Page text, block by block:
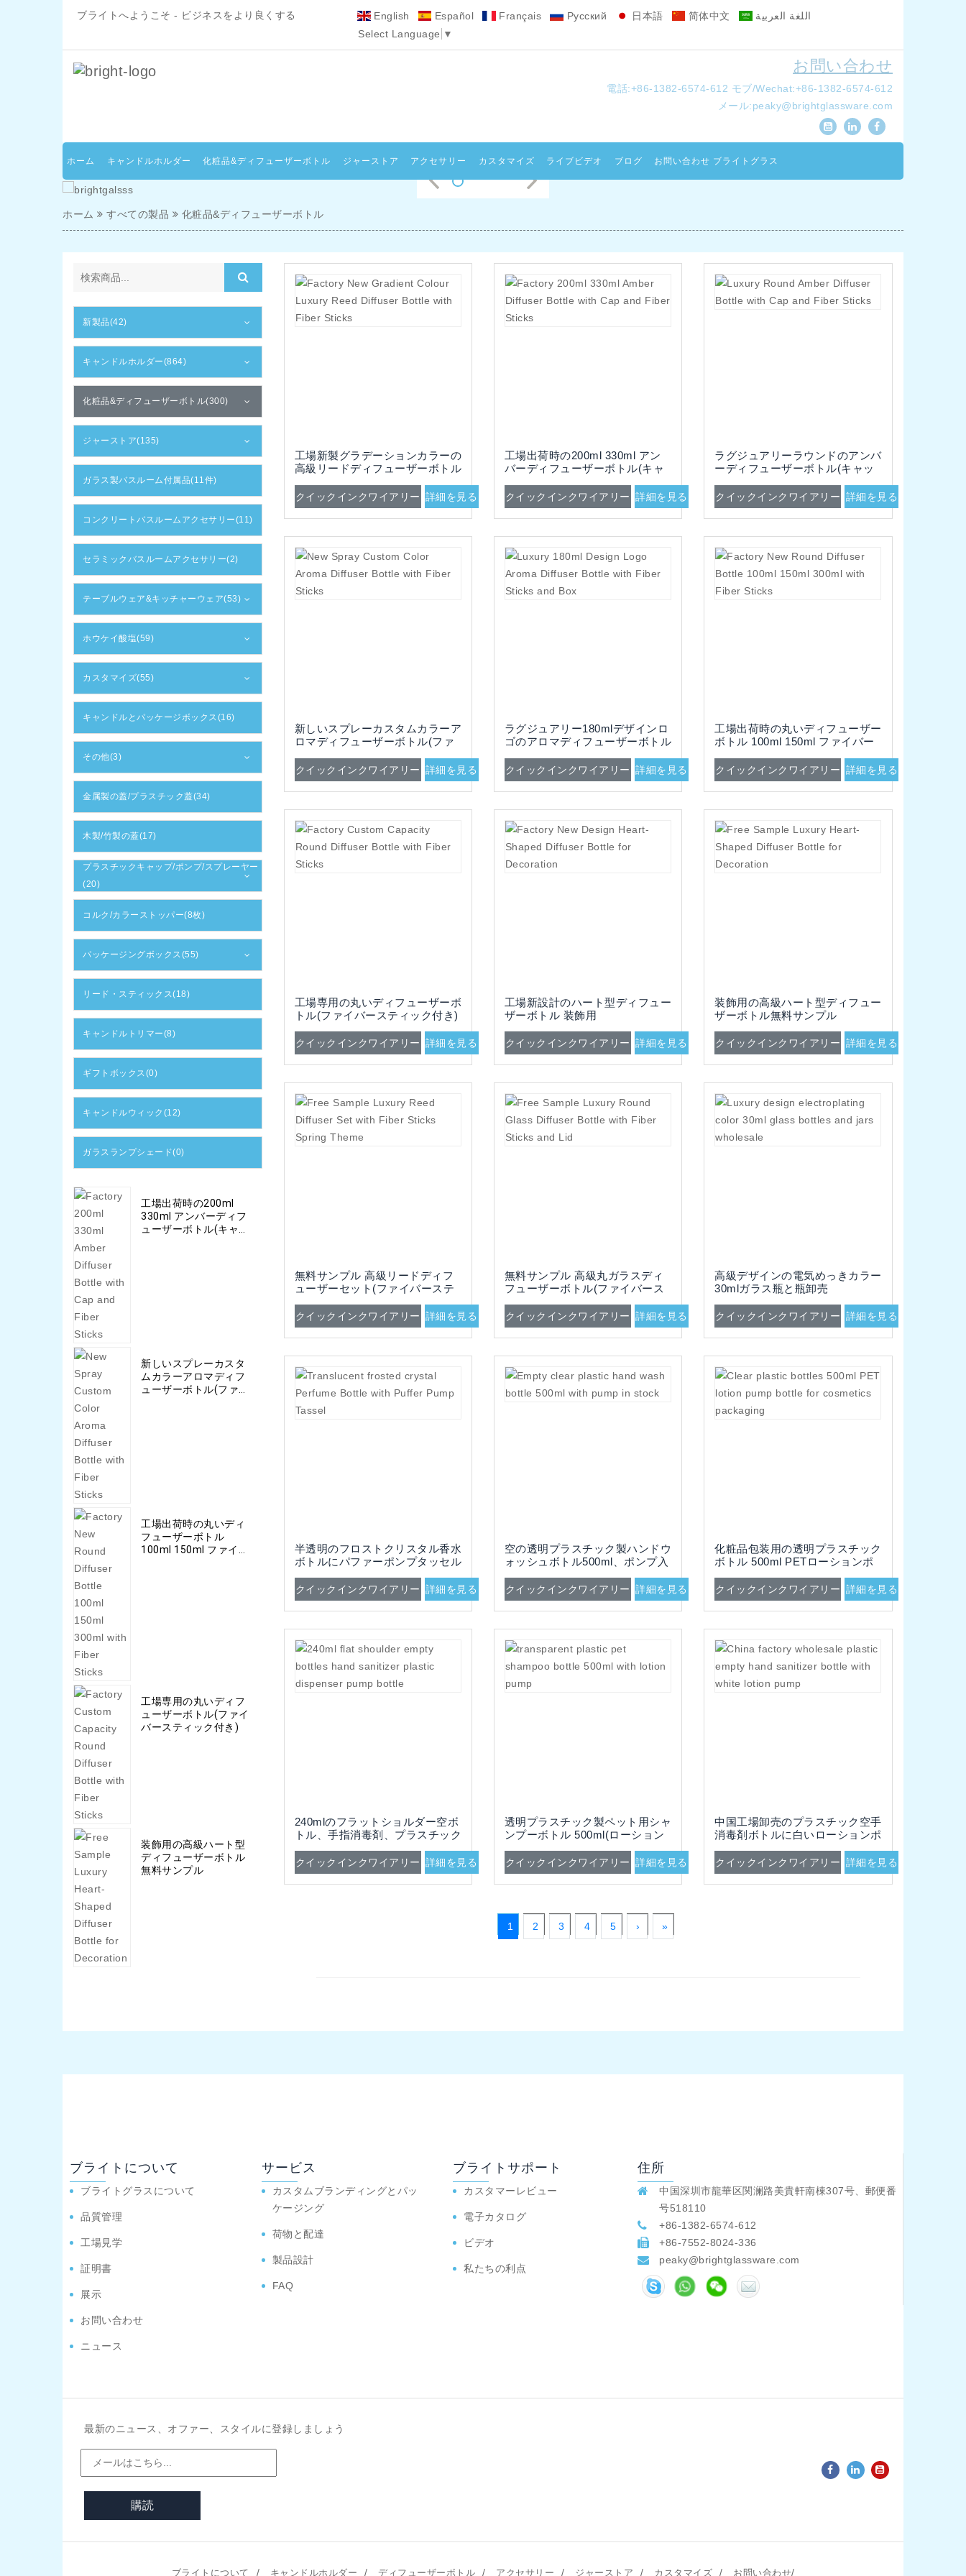
ブライトへようこそ - ビジネスをより良くする English Español Français Pусский 日本語 简体中文
اللغة العربية
Select Language ▼
お問い合わせ
電話:+86-1382-6574-612 モブ/Wechat:+86-1382-6574-612
メール:peaky@brightglassware.com
ホーム キャンドルホルダー 化粧品&ディフューザーボトル ジャーストア アクセサリー カスタマイズ ライブビデオ ブログ お問い合わせ ブライトグラス
ホーム すべての製品 化粧品&ディフューザーボトル
新製品(42)
キャンドルホルダー(864)
化粧品&ディフューザーボトル(300)
ジャーストア(135)
ガラス製バスルーム付属品(11件)
コンクリートバスルームアクセサリー(11)
セラミックバスルームアクセサリー(2)
テーブルウェア&キッチャーウェア(53)
ホウケイ酸塩(59)
カスタマイズ(55)
キャンドルとパッケージボックス(16)
その他(3)
金属製の蓋/プラスチック蓋(34)
木製/竹製の蓋(17)
プラスチックキャップ/ポンプ/スプレーヤー
(20)
コルク/カラーストッパー(8枚)
パッケージングボックス(55)
リード・スティックス(18)
キャンドルトリマー(8)
ギフトボックス(0)
キャンドルウィック(12)
ガラスランプシェード(0)
工場出荷時の200ml
330ml アンバーディフ
ューザーボトル(キャッ
新しいスプレーカスタ
ムカラーアロマディフ
ューザーボトル(ファイ
工場出荷時の丸いディ
フューザーボトル
100ml 150ml ファイバ
工場専用の丸いディフ
ューザーボトル(ファイ
バースティック付き)
装飾用の高級ハート型
ディフューザーボトル
無料サンプル
工場新製グラデーションカラーの
高級リードディフューザーボトル
クイックインクワイアリー 詳細を見る
工場出荷時の200ml 330ml アン
バーディフューザーボトル(キャ
き)
クイックインクワイアリー 詳細を見る
ラグジュアリーラウンドのアンバ
ーディフューザーボトル(キャッ
クイックインクワイアリー 詳細を見る
新しいスプレーカスタムカラーア
ロマディフューザーボトル(ファ
クイックインクワイアリー 詳細を見る
ラグジュアリー180mlデザインロ
ゴのアロマディフューザーボトル
ス付き)
クイックインクワイアリー 詳細を見る
工場出荷時の丸いディフューザー
ボトル 100ml 150ml ファイバー
クイックインクワイアリー 詳細を見る
工場専用の丸いディフューザーボ
トル(ファイバースティック付き)
クイックインクワイアリー 詳細を見る
工場新設計のハート型ディフュー
ザーボトル 装飾用
クイックインクワイアリー 詳細を見る
装飾用の高級ハート型ディフュー
ザーボトル無料サンプル
クイックインクワイアリー 詳細を見る
無料サンプル 高級リードディフ
ューザーセット(ファイバーステ
クイックインクワイアリー 詳細を見る
無料サンプル 高級丸ガラスディ
フューザーボトル(ファイバース
クイックインクワイアリー 詳細を見る
高級デザインの電気めっきカラー
30mlガラス瓶と瓶卸売
クイックインクワイアリー 詳細を見る
半透明のフロストクリスタル香水
ボトルにパファーポンプタッセル
クイックインクワイアリー 詳細を見る
空の透明プラスチック製ハンドウ
ォッシュボトル500ml、ポンプ入
クイックインクワイアリー 詳細を見る
化粧品包装用の透明プラスチック
ボトル 500ml PETローションポ
クイックインクワイアリー 詳細を見る
240mlのフラットショルダー空ボ
トル、手指消毒剤、プラスチック
クイックインクワイアリー 詳細を見る
透明プラスチック製ペット用シャ
ンプーボトル 500ml(ローション
クイックインクワイアリー 詳細を見る
中国工場卸売のプラスチック空手
消毒剤ボトルに白いローションポ
クイックインクワイアリー 詳細を見る
1 2 3 4 5 › »
ブライトについて
ブライトグラスについて
品質管理
工場見学
証明書
展示
お問い合わせ
ニュース
サービス
カスタムブランディングとパッ
ケージング
荷物と配達
製品設計
FAQ
ブライトサポート
カスタマーレビュー
電子カタログ
ビデオ
私たちの利点
住所
中国深圳市龍華区関澜路美貴軒南棟307号、郵便番
号518110
+86-1382-6574-612
+86-7552-8024-336
peaky@brightglassware.com
最新のニュース、オファー、スタイルに登録しましょう
購読
ブライトについて / キャンドルホルダー / ディフューザーボトル / アクセサリー / ジャーストア / カスタマイズ / お問い合わせ/